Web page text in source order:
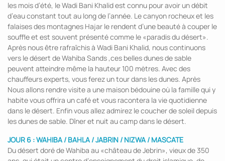
les mois d’été, le Wadi Bani Khalid est connu pour avoir un débit
d’eau constant tout au long de l’année. Le canyon rocheux et les
falaises des montagnes Hajar le rendent d’une beauté à couper le
souffle et est souvent présenté comme le «paradis du désert».
Après nous être rafraîchis à Wadi Bani Khalid, nous continuons
vers le désert de Wahiba Sands ,ces belles dunes de sable
peuvent atteindre même la hauteur 100 mètres. Avec des
chauffeurs experts, vous ferez un tour dans les dunes. Après
Nous allons rendre visite a une maison bédouine où la famille qui y
habite vous offrira un café et vous racontera la vie quotidienne
dans le désert. Enfin vous allez admirez le coucher de soleil depuis
les dunes de sable. Dîner et nuit au camp dans le désert.
JOUR 6 : WAHIBA / BAHLA / JABRIN / NIZWA / MASCATE
Du désert doré de Wahiba au «château de Jebrin», vieux de 350